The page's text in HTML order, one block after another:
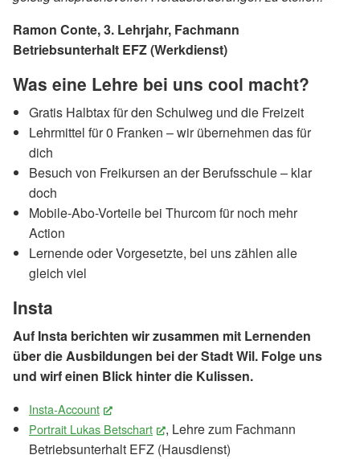
Ramon Conte, 3. Lehrjahr, Fachmann
Betriebsunterhalt EFZ (Werkdienst)
Was eine Lehre bei uns cool macht?
Gratis Halbtax für den Schulweg und die Freizeit
Lehrmittel für 0 Franken – wir übernehmen das für
dich
Besuch von Freikursen an der Berufsschule – klar
doch
Mobile-Abo-Vorteile bei Thurcom für noch mehr
Action
Lernende oder Vorgesetzte, bei uns zählen alle
gleich viel
Insta
Auf Insta berichten wir zusammen mit Lernenden
über die Ausbildungen bei der Stadt Wil. Folge uns
und wirf einen Blick hinter die Kulissen.
Insta-Account
(External Link)
Portrait Lukas Betschart
(External Link)
, Lehre zum Fachmann
Betriebsunterhalt EFZ (Hausdienst)